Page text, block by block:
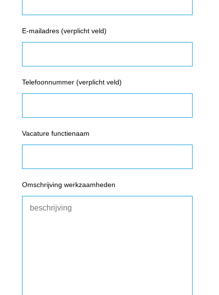
E-mailadres (verplicht veld)
Telefoonnummer (verplicht veld)
Vacature functienaam
Omschrijving werkzaamheden